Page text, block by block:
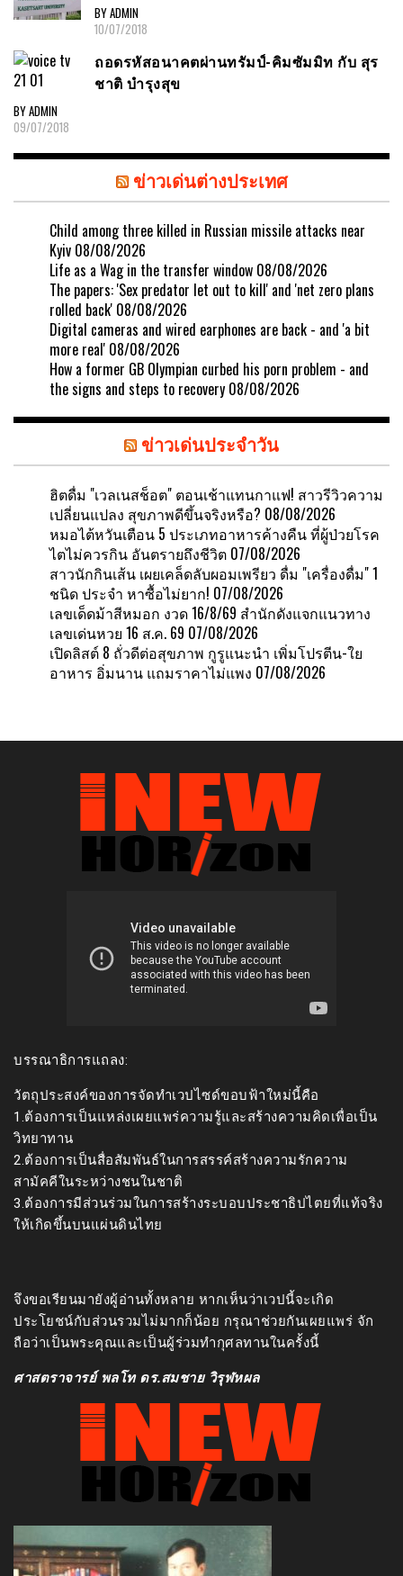
BY ADMIN
10/07/2018
ถอดรหัสอนาคตผ่านทรัมป์-คิมซัมมิท กับ สุร
ชาติ บำรุงสุข
BY ADMIN
09/07/2018
ข่าวเด่นต่างประเทศ
Child among three killed in Russian missile attacks near
Kyiv 08/08/2026
Life as a Wag in the transfer window 08/08/2026
The papers: 'Sex predator let out to kill' and 'net zero plans
rolled back' 08/08/2026
Digital cameras and wired earphones are back - and 'a bit
more real' 08/08/2026
How a former GB Olympian curbed his porn problem - and
the signs and steps to recovery 08/08/2026
ข่าวเด่นประจำวัน
ฮิตดื่ม "เวลเนสช็อต" ตอนเช้าแทนกาแฟ! สาวรีวิวความ
เปลี่ยนแปลง สุขภาพดีขึ้นจริงหรือ? 08/08/2026
หมอไต้หวันเตือน 5 ประเภทอาหารค้างคืน ที่ผู้ป่วยโรค
ไตไม่ควรกิน อันตรายถึงชีวิต 07/08/2026
สาวนักกินเส้น เผยเคล็ดลับผอมเพรียว ดื่ม "เครื่องดื่ม" 1
ชนิด ประจำ หาซื้อไม่ยาก! 07/08/2026
เลขเด็ดม้าสีหมอก งวด 16/8/69 สำนักดังแจกแนวทาง
เลขเด่นหวย 16 ส.ค. 69 07/08/2026
เปิดลิสต์ 8 ถั่วดีต่อสุขภาพ กูรูแนะนำ เพิ่มโปรตีน-ใย
อาหาร อิ่มนาน แถมราคาไม่แพง 07/08/2026
บรรณาธิการแถลง:
วัตถุประสงค์ของการจัดทำเวปไซด์ขอบฟ้าใหม่นี้คือ
1.ต้องการเป็นแหล่งเผยแพร่ความรู้และสร้างความคิดเพื่อเป็น
วิทยาทาน
2.ต้องการเป็นสื่อสัมพันธ์ในการสรรค์สร้างความรักความ
สามัคคีในระหว่างชนในชาติ
3.ต้องการมีส่วนร่วมในการสร้างระบอบประชาธิปไตยที่แท้จริง
ให้เกิดขึ้นบนแผ่นดินไทย
จึงขอเรียนมายังผู้อ่านทั้งหลาย หากเห็นว่าเวปนี้จะเกิด
ประโยชน์กับส่วนรวมไม่มากก็น้อย กรุณาช่วยกันเผยแพร่ จัก
ถือว่าเป็นพระคุณและเป็นผู้ร่วมทำกุศลทานในครั้งนี้
ศาสตราจารย์ พลโท ดร.สมชาย วิรุฬหผล